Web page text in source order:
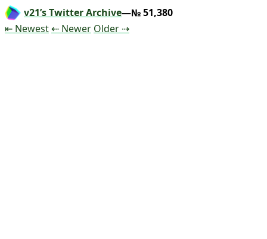
v21’s Twitter Archive—№ 51,380
⇤ NewestTweet
⇠ NewerTweet
OlderTweet
⇢